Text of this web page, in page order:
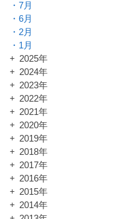
7月
6月
2月
1月
2025年
2024年
2023年
2022年
2021年
2020年
2019年
2018年
2017年
2016年
2015年
2014年